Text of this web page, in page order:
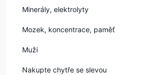
Minerály, elektrolyty
Mozek, koncentrace, paměť
Muži
Nakupte chytře se slevou